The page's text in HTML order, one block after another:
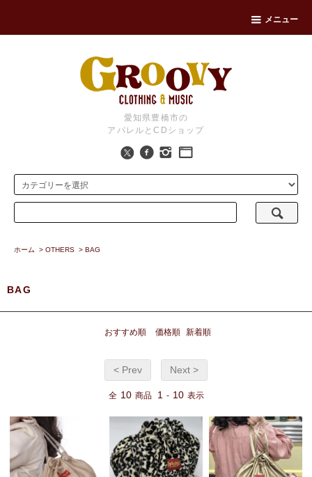
メニュー
愛知県豊橋市の
アパレルとCDショップ
ホーム > OTHERS > BAG
BAG
おすすめ順 価格順 新着順
< Prev Next >
全 10 商品 1 - 10 表示